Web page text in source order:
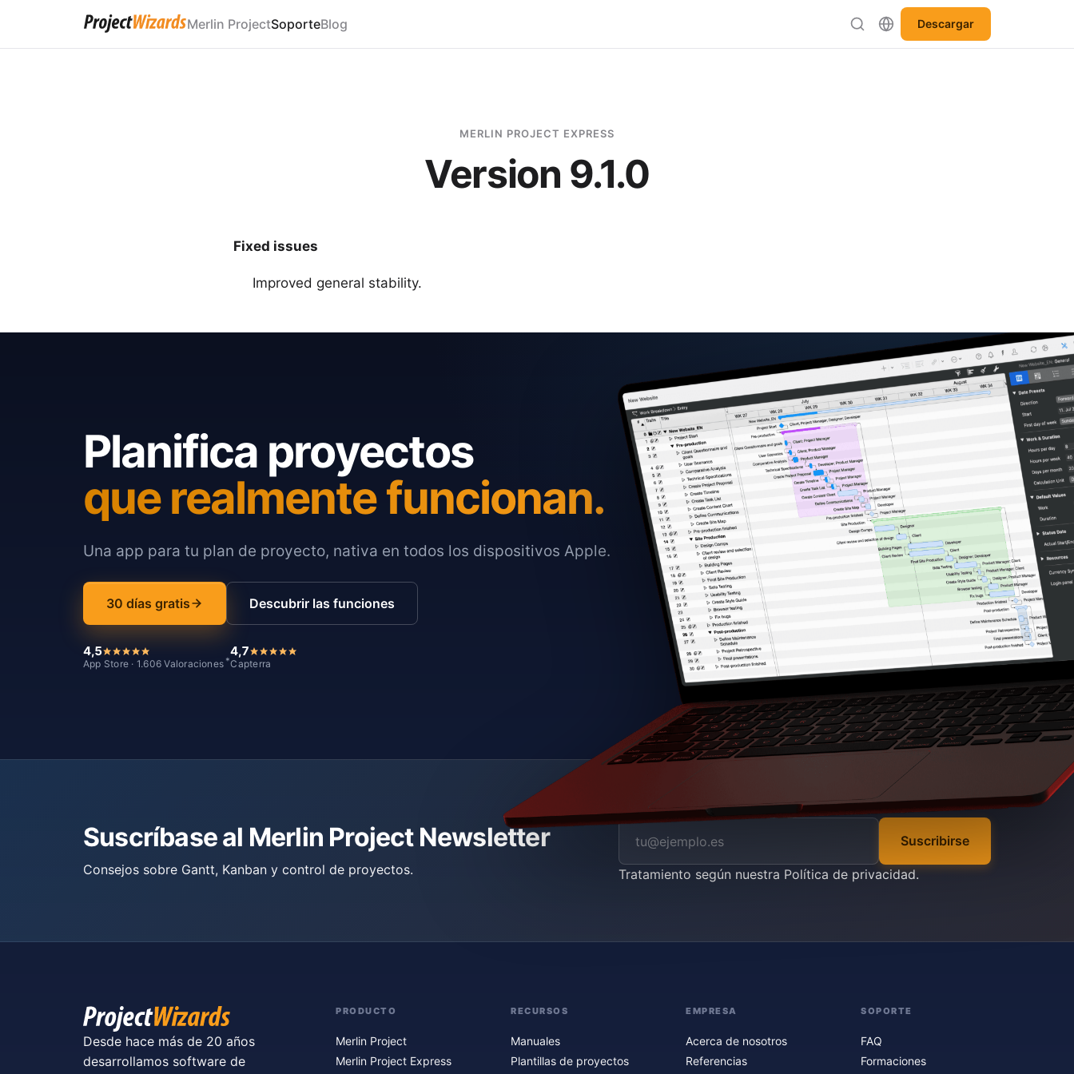
Merlin ProjectSoporteBlog Descargar
MERLIN PROJECT EXPRESS
Version 9.1.0
Fixed issues
Improved general stability.
Planifica proyectos
que realmente funcionan.
Una app para tu plan de proyecto, nativa en todos los dispositivos Apple.
30 días gratis Descubrir las funciones
4,5
App Store · 1.606 Valoraciones *
4,7
Capterra
Suscríbase al Merlin Project Newsletter
Consejos sobre Gantt, Kanban y control de proyectos.
Suscribirse
Tratamiento según nuestra Política de privacidad.
Desde hace más de 20 años
desarrollamos software de
PRODUCTO
Merlin Project
Merlin Project Express
RECURSOS
Manuales
Plantillas de proyectos
EMPRESA
Acerca de nosotros
Referencias
SOPORTE
FAQ
Formaciones